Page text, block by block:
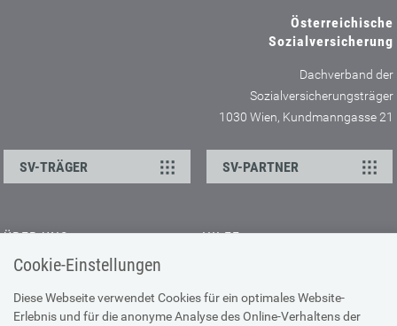
Cookie-Einstellungen
Diese Webseite verwendet Cookies für ein optimales Website-
Erlebnis und für die anonyme Analyse des Online-Verhaltens der
Österreichische
Sozialversicherung
Dachverband der
Sozialversicherungsträger
1030 Wien, Kundmanngasse 21
SV-TRÄGER SV-PARTNER
ÜBER UNS
Kontakt
Offene Stellen
Presse
HILFE
Browser-Info & Sicherheit
Hilfe zur Suche